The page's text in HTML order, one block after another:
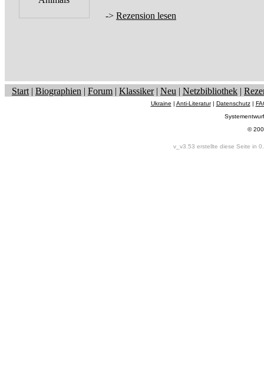
-> Rezension lesen
Start | Biographien | Forum | Klassiker| Neu | Netzbibliothek |
Ukraine | Anti-Literatur| Datenschutz|
©
v_v3.53 erstellte diese Seite in